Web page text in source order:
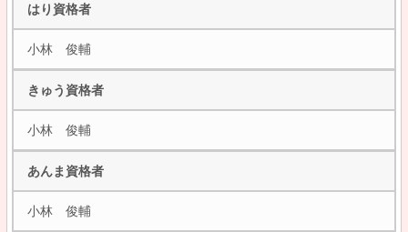
はり資格者
小林 俊輔
きゅう資格者
小林 俊輔
あんま資格者
小林 俊輔